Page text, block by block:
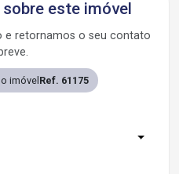
este imóvel
e retornamos o seu contato
imóvel Ref. 61175